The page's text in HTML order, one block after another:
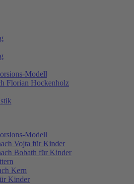
Modell
Florian Hockenholz
Modell
Vojta für Kinder
Bobath für Kinder
Kern
Kinder